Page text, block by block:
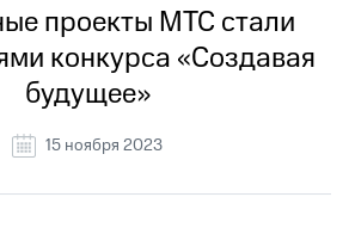
проекты МТС стали
конкурса «Создавая
будущее»
15 ноября 2023